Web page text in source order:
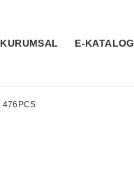
KURUMSAL E-KATALOG